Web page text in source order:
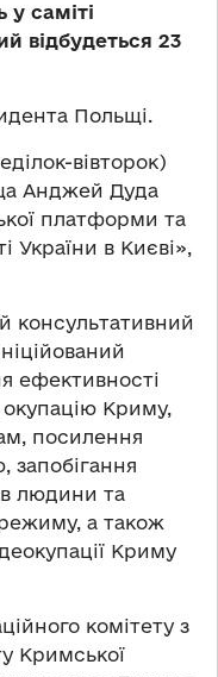
у саміті
відбудеться 23
Польщі.
вівторок)
Анджей Дуда
платформи та
України в Києві»,
консультативний
ефективності
Криму,
посилення
запобігання
людини та
а також
Криму
комітету з
Кримської